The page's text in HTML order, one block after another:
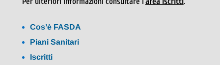
Cos’è FASDA
Piani Sanitari
Iscritti